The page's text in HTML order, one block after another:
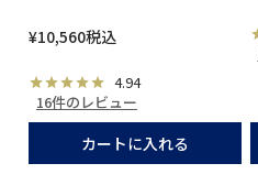
¥10,560税込
4.94
16件のレビュー
カートに入れる